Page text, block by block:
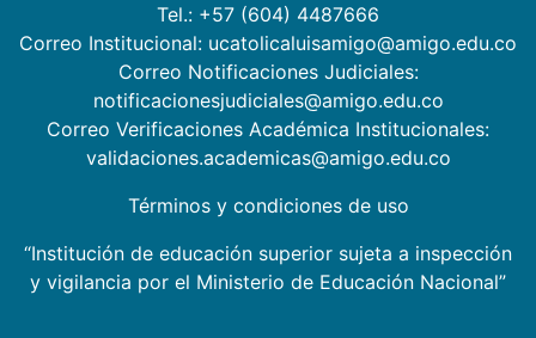
Tel.: +57 (604) 4487666
Correo Institucional: ucatolicaluisamigo@amigo.edu.co
Correo Notificaciones Judiciales:
notificacionesjudiciales@amigo.edu.co
Correo Verificaciones Académica Institucionales:
validaciones.academicas@amigo.edu.co
Términos y condiciones de uso
“Institución de educación superior sujeta a inspección
y vigilancia por el Ministerio de Educación Nacional”